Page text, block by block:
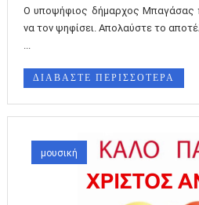
Ο υποψήφιος δήμαρχος Μπαγάσας
να τον ψηφίσει. Απολαύστε το
...
ΔΙΑΒΑΣΤΕ ΠΕΡΙΣΣΟΤΕΡΑ
μουσική